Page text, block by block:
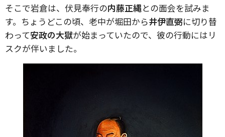
そこで岩倉は、伏見奉行の内藤正縄との面会を試みま
す。ちょうどこの頃、老中が堀田から井伊直弼に切り替
わって安政の大獄が始まっていたので、彼の行動にはリ
スクが伴いました。